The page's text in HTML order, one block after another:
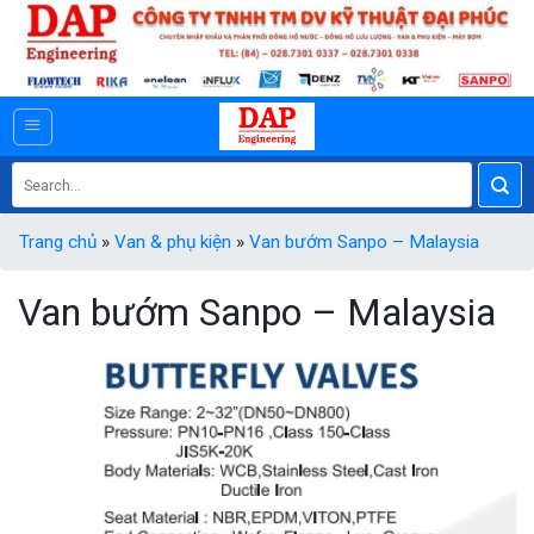
Skip
content
for:
Trang chủ » Van & phụ kiện » Van bướm Sanpo – Malaysia
Van bướm Sanpo – Malaysia